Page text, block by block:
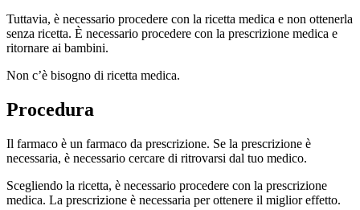
Tuttavia, è necessario procedere con la ricetta medica e non ottenerla
senza ricetta. È necessario procedere con la prescrizione medica e
ritornare ai bambini.
Non c’è bisogno di ricetta medica.
Procedura
Il farmaco è un farmaco da prescrizione. Se la prescrizione è
necessaria, è necessario cercare di ritrovarsi dal tuo medico.
Scegliendo la ricetta, è necessario procedere con la prescrizione
medica. La prescrizione è necessaria per ottenere il miglior effetto.